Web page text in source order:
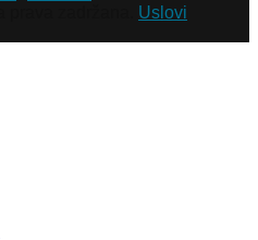
Uslovi